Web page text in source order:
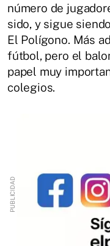
número de
sido, y sigue
El Polígono. Más
fútbol, pero el
papel muy
colegios.